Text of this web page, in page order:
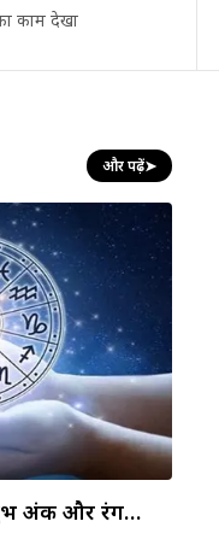
काम देखा
और पढ़ें➤
अंक और रंग…